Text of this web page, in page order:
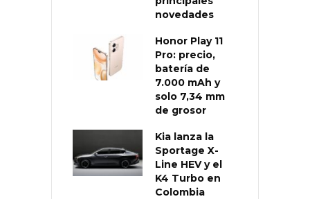
novedades
Honor Play 11
Pro: precio,
batería de
7.000 mAh y
solo 7,34 mm
de grosor
Kia lanza la
Sportage X-
Line HEV y el
K4 Turbo en
Colombia